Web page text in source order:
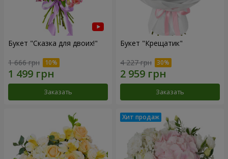
Букет "Сказка для двоих!"
1 666 грн
Заказать
Букет "Крещатик"
4 227 грн
Заказать